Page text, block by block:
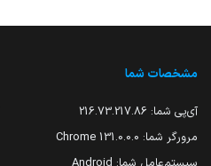
مشخصات شما
آی‌پی شما: 216.73.217.86
مرورگر شما: 131.0.0.0 Chrome